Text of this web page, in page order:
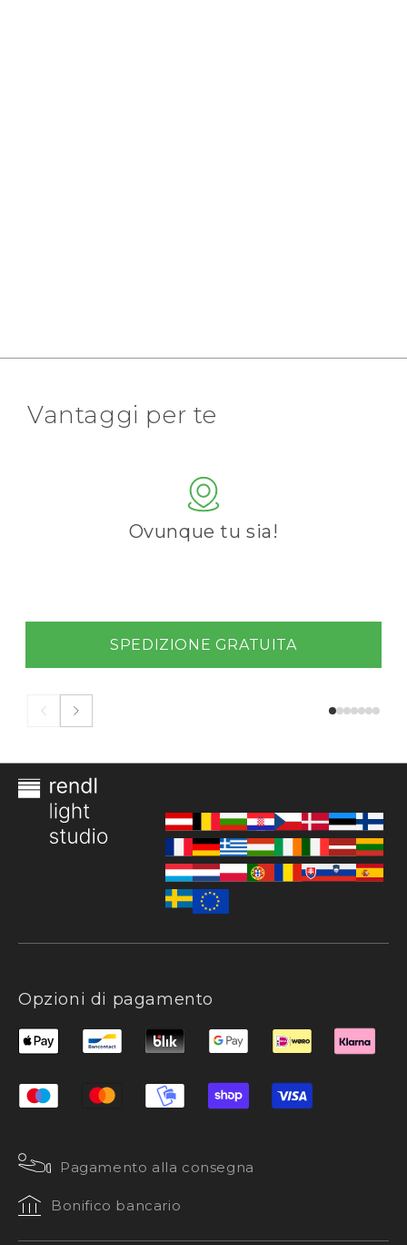
Vantaggi per te
Ovunque tu sia!
SPEDIZIONE GRATUITA
Opzioni di pagamento
Pagamento alla consegna
Bonifico bancario